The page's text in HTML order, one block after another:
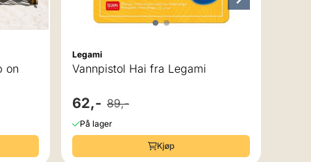
on
Legami
Vannpistol Hai fra Legami
62,- 89,-
På lager
Kjøp